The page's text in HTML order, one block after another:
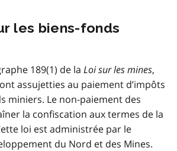
les biens-fonds
189(1) de la Loi sur les mines,
assujetties au paiement d’impôts
miniers. Le non-paiement des
la confiscation aux termes de la
loi est administrée par le
du Nord et des Mines.